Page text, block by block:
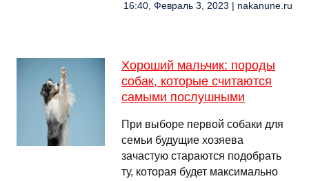
16:40, Февраль 3, 2023 | nakanune.ru
Хороший мальчик: породы
собак, которые считаются
самыми послушными
При выборе первой собаки для
семьи будущие хозяева
зачастую стараются подобрать
ту, которая будет максимально